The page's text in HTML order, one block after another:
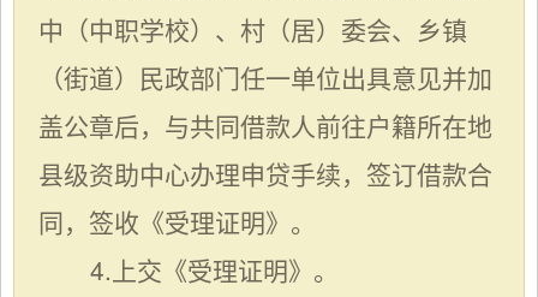
中（中职学校）、村（居）委会、乡镇
（街道）民政部门任一单位出具意见并加
盖公章后，与共同借款人前往户籍所在地
县级资助中心办理申贷手续，签订借款合
同，签收《受理证明》。
4.上交《受理证明》。